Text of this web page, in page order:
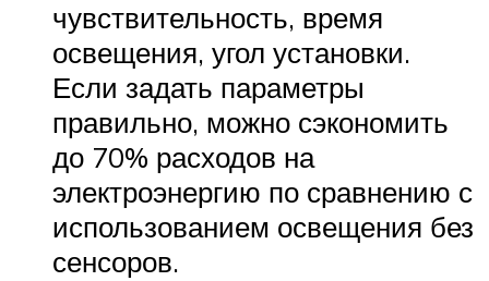
чувствительность, время
освещения, угол установки.
Если задать параметры
правильно, можно сэкономить
до 70% расходов на
электроэнергию по сравнению с
использованием освещения без
сенсоров.